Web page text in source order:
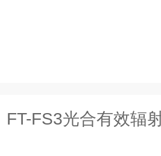
FT-FS3光合有效辐